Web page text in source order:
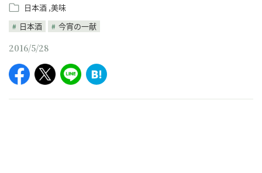
日本酒 美味
日本酒
今宵の一献
2016/5/28